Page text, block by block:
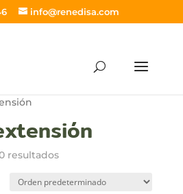
info@renedisa.com
resultados